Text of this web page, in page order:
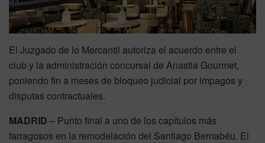
El Juzgado de lo Mercantil autoriza el acuerdo entre el
club y la administración concursal de Anastia Gourmet,
poniendo fin a meses de bloqueo judicial por impagos y
disputas contractuales.
MADRID – Punto final a uno de los capítulos más
farragosos en la remodelación del Santiago Bernabéu. El